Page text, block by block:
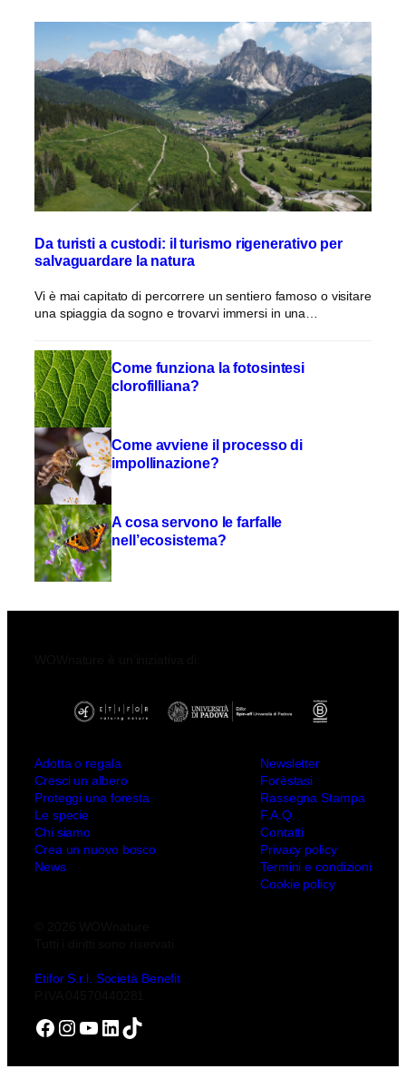
Da turisti a custodi: il turismo rigenerativo per
salvaguardare la natura
Vi è mai capitato di percorrere un sentiero famoso o visitare
una spiaggia da sogno e trovarvi immersi in una…
Come funziona la fotosintesi
clorofilliana?
Come avviene il processo di
impollinazione?
A cosa servono le farfalle
nell’ecosistema?
Adotta o regala
Cresci un albero
Proteggi una foresta
Le specie
Chi siamo
Crea un nuovo bosco
News
Newsletter
Forèstasi
Rassegna Stampa
F.A.Q.
Contatti
Privacy policy
Termini e condizioni
Cookie policy
Etifor S.r.l. Società Benefit
Facebook
Instagram
YouTube
LinkedIn
TikTok